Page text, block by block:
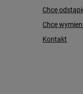
Chcę
Chcę
Kontakt